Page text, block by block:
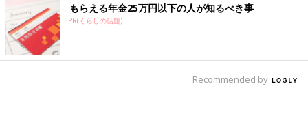
もらえる年金25万円以下の人が知るべき事
PR(くらしの話題)
Recommended by